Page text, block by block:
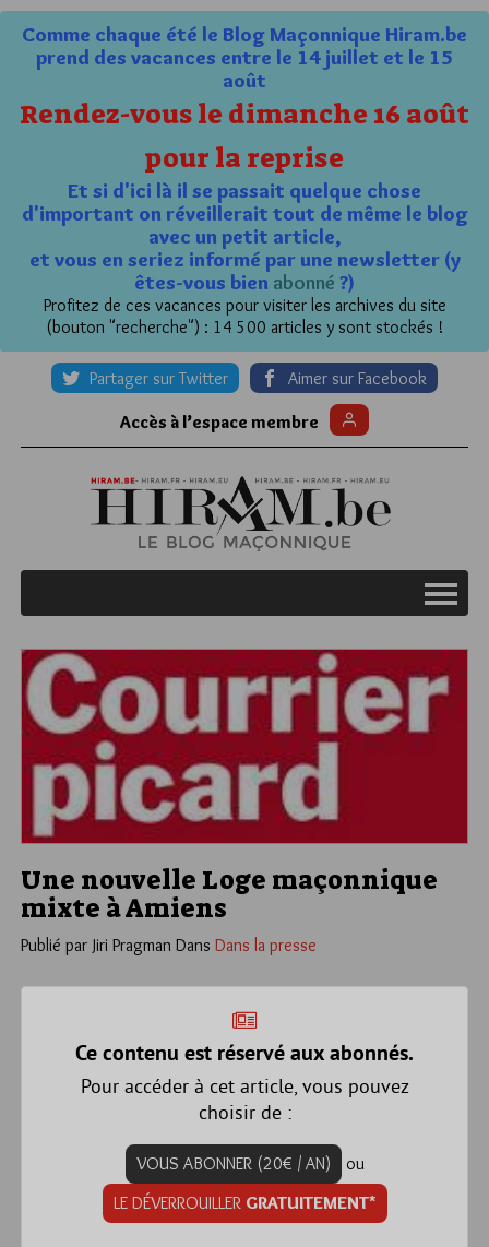
Comme chaque été le Blog Maçonnique Hiram.be
prend des vacances entre le 14 juillet et le 15
août
Rendez-vous le dimanche 16 août
pour la reprise
Et si d'ici là il se passait quelque chose
d'important on réveillerait tout de même le blog
avec un petit article,
et vous en seriez informé par une newsletter (y
êtes-vous bien abonné ?)
Profitez de ces vacances pour visiter les archives du site
(bouton "recherche") : 14 500 articles y sont stockés !
Partager sur Twitter Aimer sur Facebook
Accès à l’espace membre
Une nouvelle Loge maçonnique
mixte à Amiens
Publié par Jiri Pragman Dans Dans la presse
Ce contenu est réservé aux abonnés.
Pour accéder à cet article, vous pouvez
choisir de :
VOUS ABONNER (20€ / AN)
ou
LE DÉVERROUILLER GRATUITEMENT*